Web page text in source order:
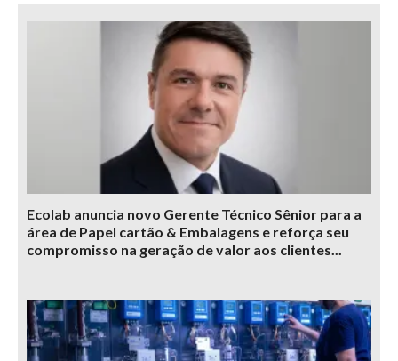
Ecolab anuncia novo Gerente Técnico Sênior para a
área de Papel cartão & Embalagens e reforça seu
compromisso na geração de valor aos clientes...